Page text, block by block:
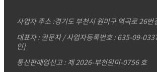
사업자 주소 :경기도 부천시 원미구 역곡로 26번
대표자 : 권문자 / 사업자등록번호 : 635-09-
인]
통신판매업신고 : 제 2026-부천원미-0756 호